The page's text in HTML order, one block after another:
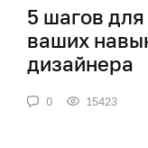
5 шагов
ваших
дизайнера
0 15423